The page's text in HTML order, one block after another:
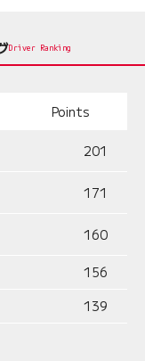
Driver Ranking
Points
201
171
160
156
139